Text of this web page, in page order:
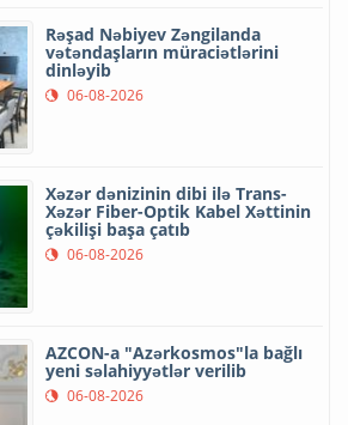
Rəşad Nəbiyev Zəngilanda
vətəndaşların müraciətlərini
dinləyib
06-08-2026
Xəzər dənizinin dibi ilə Trans-
Xəzər Fiber-Optik Kabel Xəttinin
çəkilişi başa çatıb
06-08-2026
AZCON-a "Azərkosmos"la bağlı
yeni səlahiyyətlər verilib
06-08-2026